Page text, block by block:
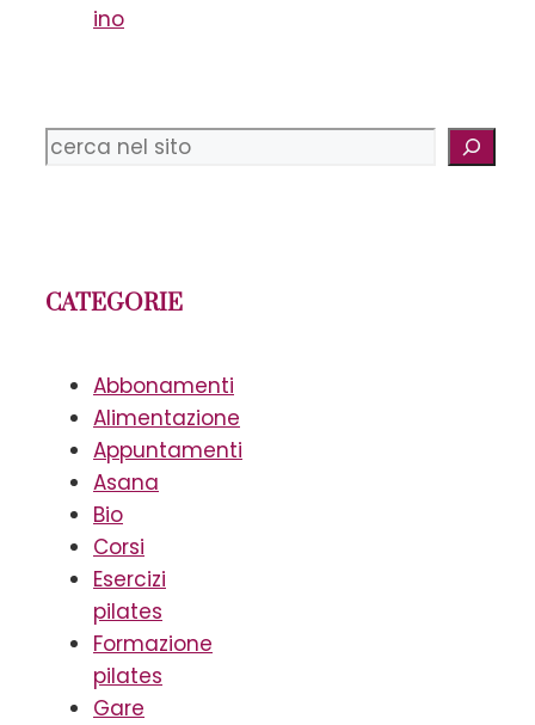
ino
Cerca
CATEGORIE
Abbonamenti
Alimentazione
Appuntamenti
Asana
Bio
Corsi
Esercizi
pilates
Formazione
pilates
Gare